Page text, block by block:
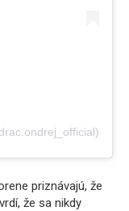
priznávajú, že
že sa nikdy